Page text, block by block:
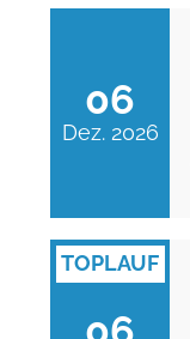
06
Dez. 2026
TOPLAUF